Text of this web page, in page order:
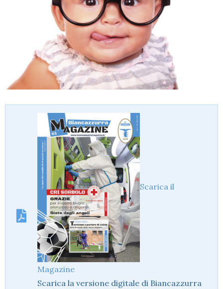
Scarica il
Magazine
Scarica la versione digitale di Biancazzurra